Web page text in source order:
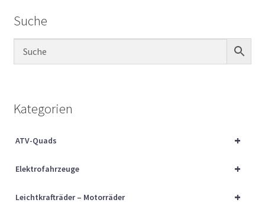
Kontakt
Sachs Ersatzteile
Über uns
Suche
Kategorien
+
ATV-Quads
+
Elektrofahrzeuge
+
Leichtkrafträder – Motorräder